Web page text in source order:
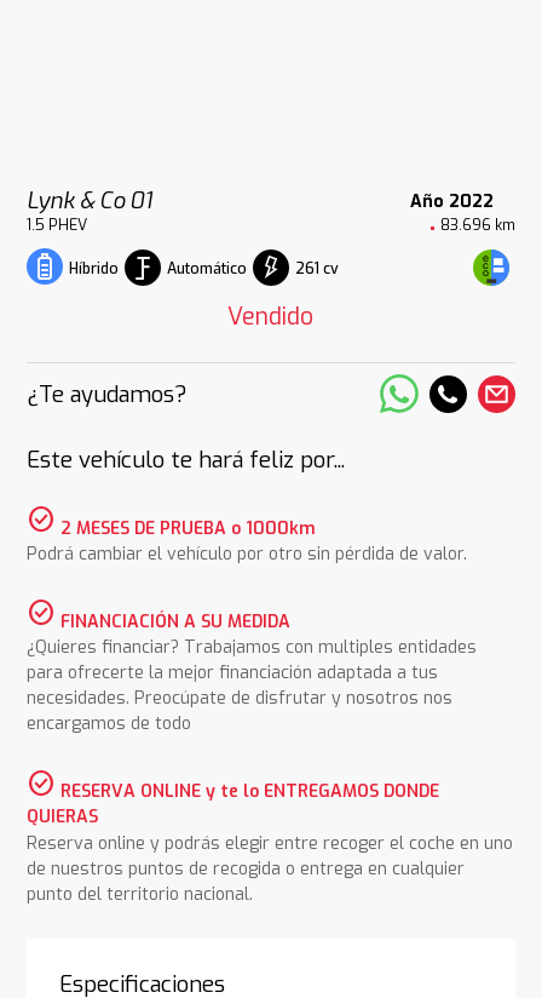
Lynk & Co 01 Año 2022
1.5 PHEV 83.696 km
Híbrido Automático 261 cv
Vendido
¿Te ayudamos?
Este vehículo te hará feliz por...
check_circle 2 MESES DE PRUEBA o 1000km
Podrá cambiar el vehículo por otro sin pérdida de valor.
check_circle FINANCIACIÓN A SU MEDIDA
¿Quieres financiar? Trabajamos con multiples entidades
para ofrecerte la mejor financiación adaptada a tus
necesidades. Preocúpate de disfrutar y nosotros nos
encargamos de todo
check_circle RESERVA ONLINE y te lo ENTREGAMOS DONDE
QUIERAS
Reserva online y podrás elegir entre recoger el coche en uno
de nuestros puntos de recogida o entrega en cualquier
punto del territorio nacional.
Especificaciones